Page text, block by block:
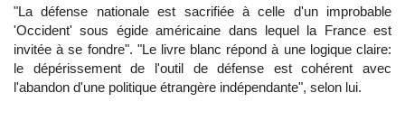
"La défense nationale est sacrifiée à celle d'un improbable
'Occident' sous égide américaine dans lequel la France est
invitée à se fondre". "Le livre blanc répond à une logique claire:
le dépérissement de l'outil de défense est cohérent avec
l'abandon d'une politique étrangère indépendante", selon lui.